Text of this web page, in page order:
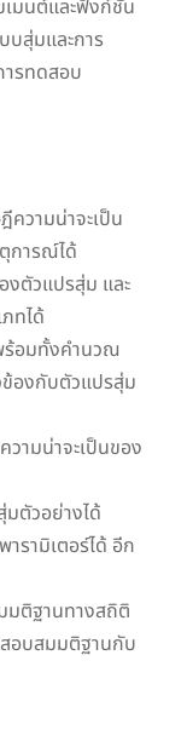
มนต์และฟังก์ชัน
สุ่มและการ
รทดสอบ
วามน่าจะเป็น
การณ์ได้
งตัวแปรสุ่ม และ
ทได้
อมทั้งคำนวณ
ข้องกับตัวแปรสุ่ม
ามน่าจะเป็นของ
ตัวอย่างได้
รามิเตอร์ได้ อีก
มติฐานทางสถิติ
อบสมมติฐานกับ